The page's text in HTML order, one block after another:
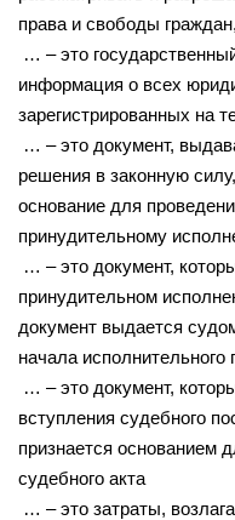
права и свободы
… – это
информация о всех
зарегистрированных на
… – это документ,
решения в законную
основание для
принудительному
… – это документ,
принудительном
документ выдается
начала исполнительного
… – это документ,
вступления судебного
признается основанием
судебного акта
… – это затраты,